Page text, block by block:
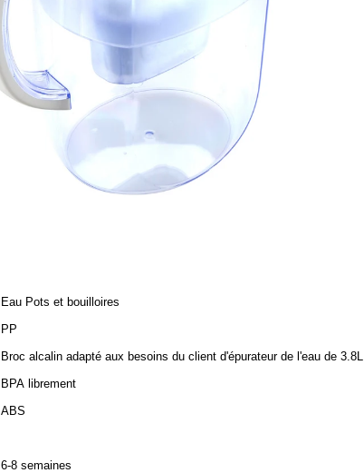
Eau Pots et bouilloires
PP
Broc alcalin adapté aux besoins du client d'épurateur de l'eau de 3.8L
BPA librement
ABS
6-8 semaines